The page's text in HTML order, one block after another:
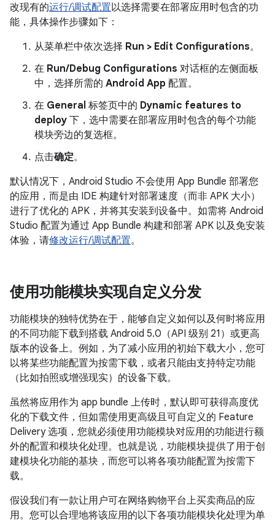
改现有的运行/调试配置以选择需要在部署应用时包含的功
能，具体操作步骤如下：
从菜单栏中依次选择 Run > Edit Configurations。
在 Run/Debug Configurations 对话框的左侧面板
中，选择所需的 Android App 配置。
在 General 标签页中的 Dynamic features to
deploy 下，选中需要在部署应用时包含的每个功能
模块旁边的复选框。
点击确定。
默认情况下，Android Studio 不会使用 App Bundle 部署您
的应用，而是由 IDE 构建针对部署速度（而非 APK 大小）
进行了优化的 APK，并将其安装到设备中。如需将 Android
Studio 配置为通过 App Bundle 构建和部署 APK 以及免安装
体验，请修改运行/调试配置。
使用功能模块实现自定义分发
功能模块的独特优势在于，能够自定义如何以及何时将应用
的不同功能下载到搭载 Android 5.0（API 级别 21）或更高
版本的设备上。例如，为了减小应用的初始下载大小，您可
以将某些功能配置为按需下载，或者只能由支持特定功能
（比如拍照或增强现实）的设备下载。
虽然将应用作为 app bundle 上传时，默认即可获得高度优
化的下载文件，但如需使用更高级且可自定义的 Feature
Delivery 选项，您就必须使用功能模块对应用的功能进行额
外的配置和模块化处理。 也就是说，功能模块提供了用于创
建模块化功能的基块，而您可以将各项功能配置为按需下
载。
假设我们有一款让用户可在网络购物平台上买卖商品的应
用。您可以合理地将该应用的以下各项功能模块化处理为单